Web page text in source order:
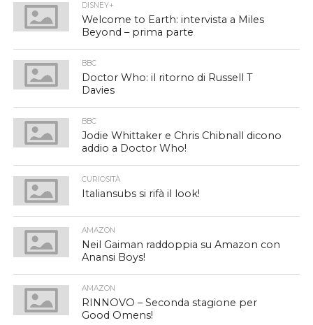
DISNEY+
Welcome to Earth: intervista a Miles
Beyond – prima parte
BBC
Doctor Who: il ritorno di Russell T
Davies
BBC
Jodie Whittaker e Chris Chibnall dicono
addio a Doctor Who!
CURIOSITÀ
Italiansubs si rifà il look!
AMAZON
Neil Gaiman raddoppia su Amazon con
Anansi Boys!
AMAZON
RINNOVO – Seconda stagione per
Good Omens!